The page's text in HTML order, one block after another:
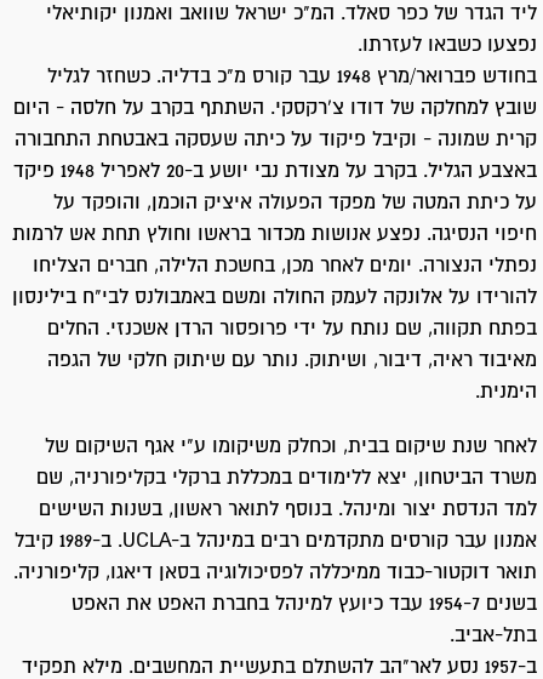
ליד הגדר של כפר סאלד. המ"כ ישראל שוואב ואמנון יקותיאלי
נפצעו כשבאו לעזרתו.
בחודש פברואר/מרץ 1948 עבר קורס מ"כ בדליה. כשחזר לגליל
שובץ למחלקה של דודו צ'רקסקי. השתתף בקרב על חלסה - היום
קרית שמונה - וקיבל פיקוד על כיתה שעסקה באבטחת התחבורה
באצבע הגליל. בקרב על מצודת נבי יושע ב-20 לאפריל 1948 פיקד
על כיתת המטה של מפקד הפעולה איציק הוכמן, והופקד על
חיפוי הנסיגה. נפצע אנושות מכדור בראשו וחולץ תחת אש לרמות
נפתלי הנצורה. יומים לאחר מכן, בחשכת הלילה, חברים הצליחו
להורידו על אלונקה לעמק החולה ומשם באמבולנס לבי"ח בילינסון
בפתח תקווה, שם נותח על ידי פרופסור הרדן אשכנזי. החלים
מאיבוד ראיה, דיבור, ושיתוק. נותר עם שיתוק חלקי של הגפה
הימנית.
לאחר שנת שיקום בבית, וכחלק משיקומו ע"י אגף השיקום של
משרד הביטחון, יצא ללימודים במכללת ברקלי בקליפורניה, שם
למד הנדסת יצור ומינהל. בנוסף לתואר ראשון, בשנות השישים
אמנון עבר קורסים מתקדמים רבים במינהל ב-UCLA. ב-1989 קיבל
תואר דוקטור-כבוד ממיכללה לפסיכולוגיה בסאן דיאגו, קליפורניה.
בשנים 1954-7 עבד כיועץ למינהל בחברת האפט את האפט
בתל-אביב.
ב-1957 נסע לאר"הב להשתלם בתעשיית המחשבים. מילא תפקיד